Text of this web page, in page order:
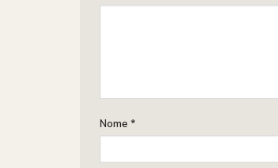
Nome *